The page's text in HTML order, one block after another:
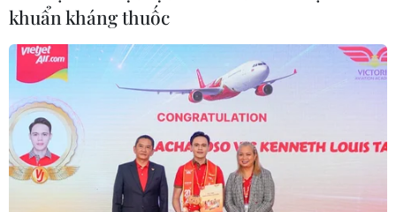
Xuất hiện các cung trượt sạt kèm
theo nhiều vết nứt, gãy tại Sơn La
07/08/2026 07:31
Thu hồi 89 ha đất đấu giá chọn nhà
đầu tư công trình thành phố cảng
khuẩn kháng thuốc